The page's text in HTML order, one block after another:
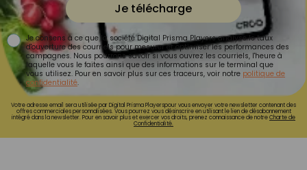
Je télécharge
Je consens à ce que la société Digital Prisma Players analyse le taux
d'ouverture des courriels pour mesurer et optimiser les performances des
campagnes. Nous pourrons savoir si vous ouvrez les courriels, l'heure à
laquelle vous le faites ainsi que des informations sur le terminal que
vous utilisez. Pour en savoir plus sur ces traceurs, voir notre politique de
confidentialité.
Votre adresse email sera utilisée par Digital Prisma Playerspour vous envoyer votre newsletter contenant des
offres commerciales personnalisées. Vous pourrez vous désinscrire en utilisant le lien de désabonnement
intégré dans la newsletter. Pour en savoir plus et exercer vos droits, prenez connaissance de notreCharte de
Confidentialité.